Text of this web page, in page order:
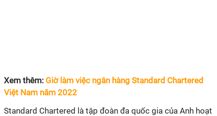
Xem thêm: Giờ làm việc ngân hàng Standard Chartered
Việt Nam năm 2022
Standard Chartered là tập đoàn đa quốc gia của Anh hoạt